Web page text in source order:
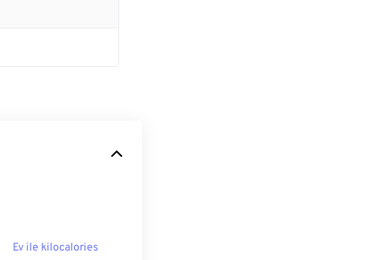
Ev ile kilocalories